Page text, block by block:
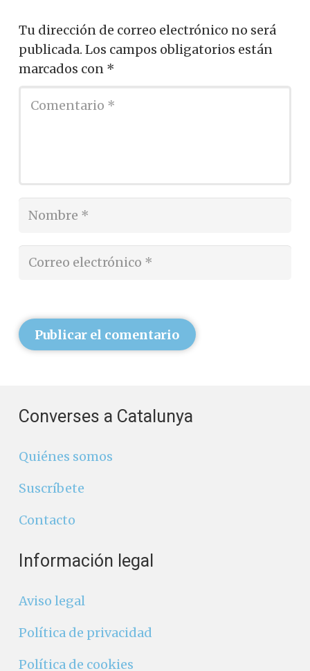
Tu dirección de correo electrónico no será
publicada. Los campos obligatorios están
marcados con *
Publicar el comentario
Converses a Catalunya
Quiénes somos
Suscríbete
Contacto
Información legal
Aviso legal
Política de privacidad
Política de cookies